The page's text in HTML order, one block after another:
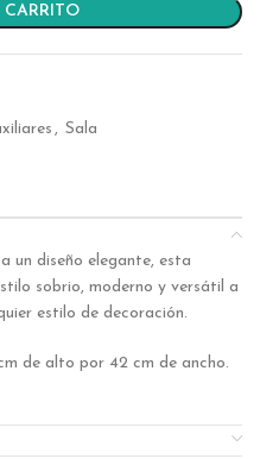
, Sala
un diseño elegante, esta
sobrio, moderno y versátil a
estilo de decoración.
de alto por 42 cm de ancho.